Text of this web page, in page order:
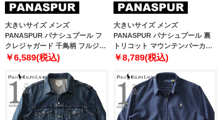
大きいサイズ メンズ
PANASPUR パナシュプール フ
クレジャガード 千鳥柄 フルジッ
プハイ ジャケット 4731-377z
￥6,589(税込)
大きいサイズ メンズ
PANASPUR パナシュプール 裏
トリコット マウンテンパーカー
撥水 防風 透湿 4271-500z
￥8,789(税込)